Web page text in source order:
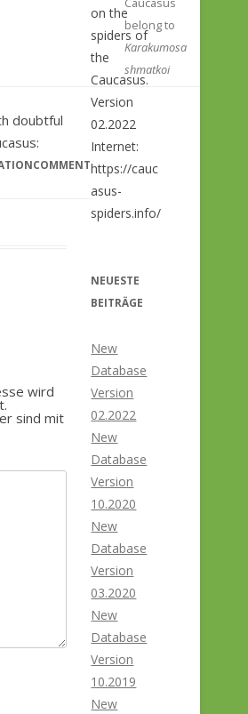
belong to
Karakumosa
shmatkoi
doubtful
COMMENT
wird
sind mit
on the
spiders of
the
Caucasus.
Version
02.2022
Internet:
https://cauc
asus-
spiders.info/
NEUESTE
BEITRÄGE
New
Database
Version
02.2022
New
Database
Version
10.2020
New
Database
Version
03.2020
New
Database
Version
10.2019
New